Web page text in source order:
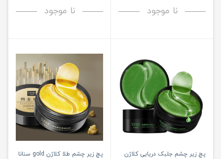
نا موجود نا موجود
پچ زیر چشم جلبک دریایی کلاژن
پچ زیر چشم طلا کلاژن gold سنانا